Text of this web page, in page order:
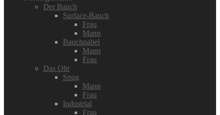
Der Bauch
Surface-Bauch
Frau
Mann
Bauchnabel
Mann
Frau
Das Ohr
Snug
Mann
Frau
Industrial
Frau